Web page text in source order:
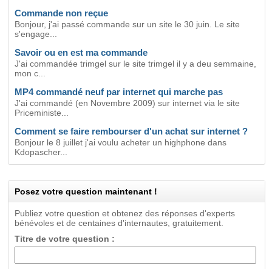
Commande non reçue
Bonjour, j'ai passé commande sur un site le 30 juin. Le site
s'engage...
Savoir ou en est ma commande
J'ai commandée trimgel sur le site trimgel il y a deu semmaine,
mon c...
MP4 commandé neuf par internet qui marche pas
J'ai commandé (en Novembre 2009) sur internet via le site
Priceministe...
Comment se faire rembourser d'un achat sur internet ?
Bonjour le 8 juillet j'ai voulu acheter un highphone dans
Kdopascher...
Posez votre question maintenant !
Publiez votre question et obtenez des réponses d'experts
bénévoles et de centaines d'internautes, gratuitement.
Titre de votre question :